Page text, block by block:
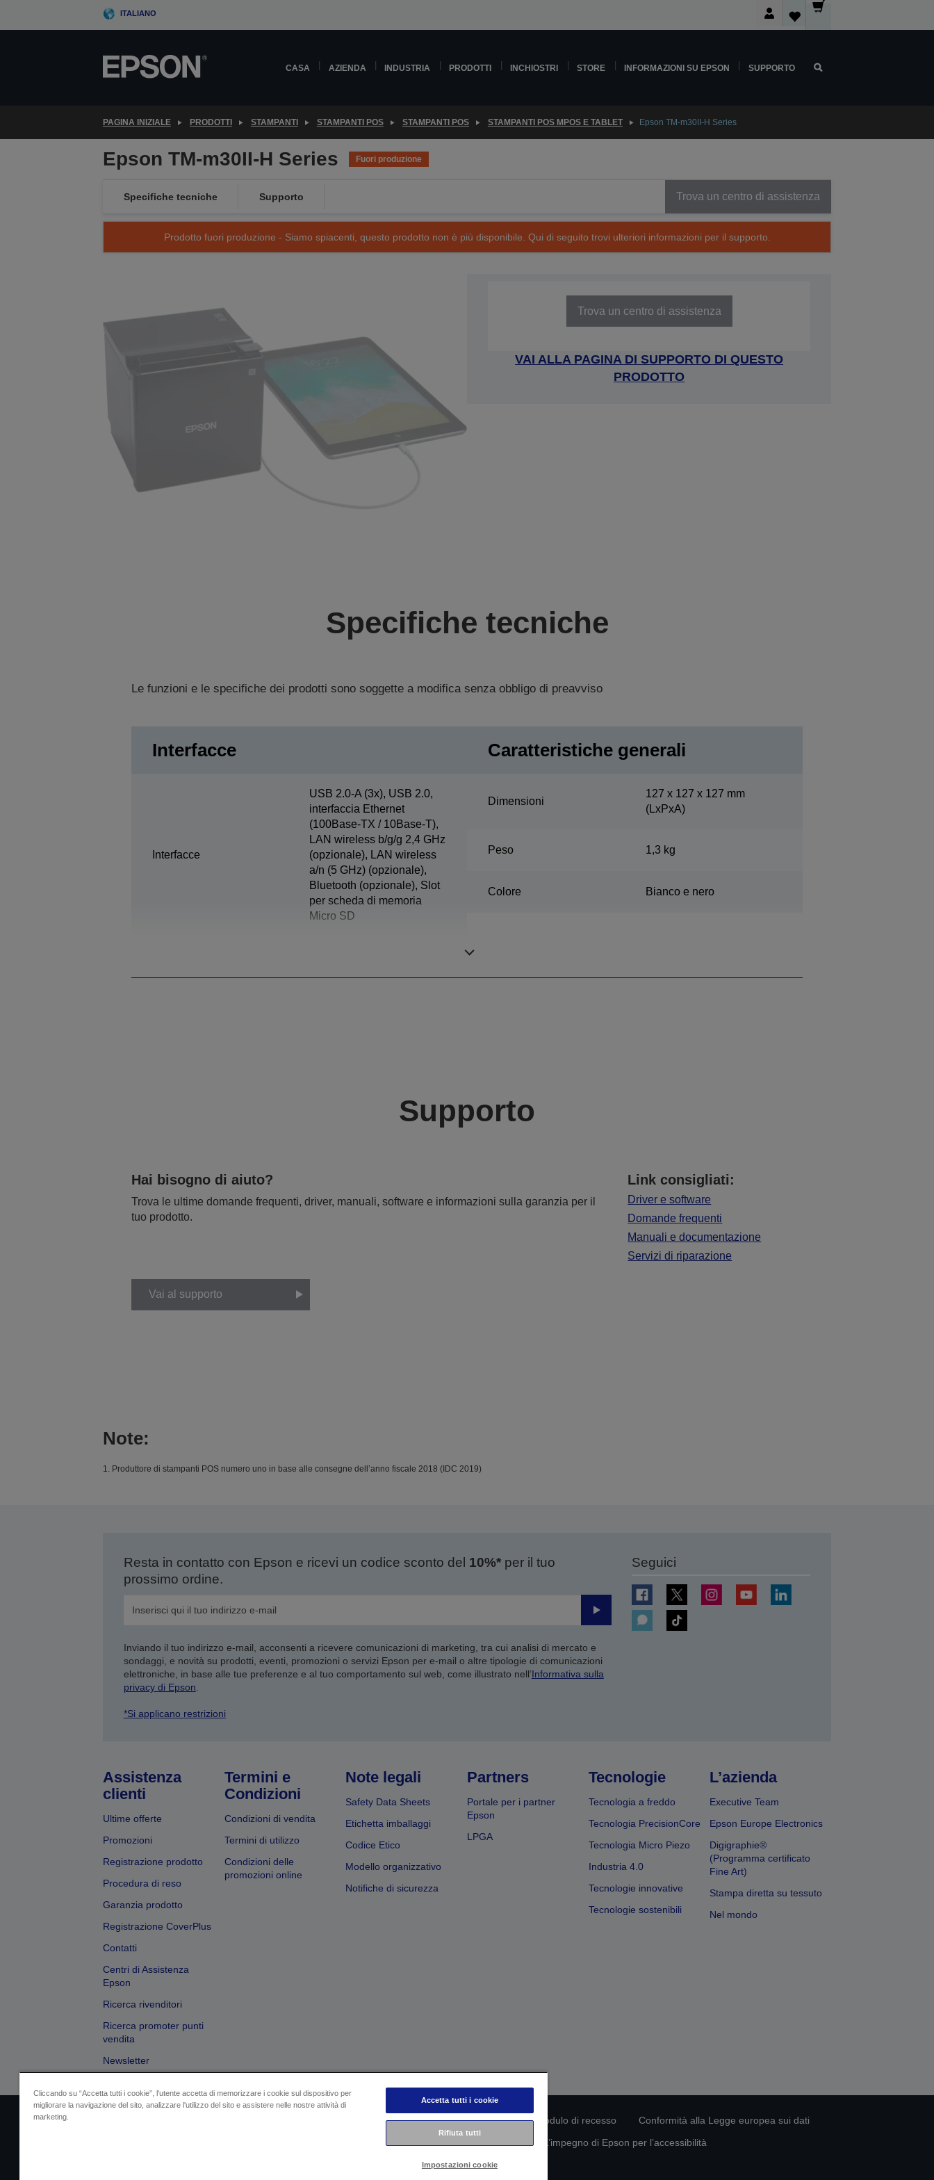
ITALIANO
CASA AZIENDA INDUSTRIA PRODOTTI INCHIOSTRI STORE INFORMAZIONI SU EPSON SUPPORTO
PAGINA INIZIALE PRODOTTI STAMPANTI STAMPANTI POS STAMPANTI POS STAMPANTI POS MPOS E TABLET Epson TM-m30II-H Series
Epson TM-m30II-H Series Fuori produzione
Specifiche tecniche Supporto Trova un centro di assistenza
Prodotto fuori produzione - Siamo spiacenti, questo prodotto non è più disponibile. Qui di seguito trovi ulteriori informazioni per il supporto.
Trova un centro di assistenza
VAI ALLA PAGINA DI SUPPORTO DI QUESTO
PRODOTTO
Specifiche tecniche
Le funzioni e le specifiche dei prodotti sono soggette a modifica senza obbligo di preavviso
Interfacce
Interfacce
USB 2.0-A (3x), USB 2.0,
interfaccia Ethernet
(100Base-TX / 10Base-T),
LAN wireless b/g/g 2,4 GHz
(opzionale), LAN wireless
a/n (5 GHz) (opzionale),
Bluetooth (opzionale), Slot
per scheda di memoria
Micro SD
Caratteristiche generali
Dimensioni
127‎ x 127 x 127 mm
(LxPxA)
Peso 1,3 kg
Colore Bianco e nero
Supporto
Hai bisogno di aiuto?
Trova le ultime domande frequenti, driver, manuali, software e informazioni sulla garanzia per il
tuo prodotto.
Link consigliati:
Driver e software
Domande frequenti
Manuali e documentazione
Servizi di riparazione
Vai al supporto
Note:
1. Produttore di stampanti POS numero uno in base alle consegne dell’anno fiscale 2018 (IDC 2019)
Resta in contatto con Epson e ricevi un codice sconto del 10%*per il tuo
prossimo ordine.
Invia
Inviando il tuo indirizzo e-mail, acconsenti a ricevere comunicazioni di marketing, tra cui analisi di mercato e
sondaggi, e novità su prodotti, eventi, promozioni o servizi Epson per e-mail o altre tipologie di comunicazioni
elettroniche, in base alle tue preferenze e al tuo comportamento sul web, come illustrato nell’Informativa sulla
privacy di Epson
*Si applicano restrizioni
Seguici
Assistenza
clienti
Ultime offerte
Promozioni
Registrazione prodotto
Procedura di reso
Garanzia prodotto
Registrazione CoverPlus
Contatti
Centri di Assistenza
Epson
Ricerca rivenditori
Ricerca promoter punti
vendita
Newsletter
Termini e
Condizioni
Condizioni di vendita
Termini di utilizzo
Condizioni delle
promozioni online
Note legali
Safety Data Sheets
Etichetta imballaggi
Codice Etico
Modello organizzativo
Notifiche di sicurezza
Partners
Portale per i partner
Epson
LPGA
Tecnologie
Tecnologia a freddo
Tecnologia PrecisionCore
Tecnologia Micro Piezo
Industria 4.0
Tecnologie innovative
Tecnologie sostenibili
L’azienda
Executive Team
Epson Europe Electronics
Digigraphie®
(Programma certificato
Fine Art)
Stampa diretta su tessuto
Nel mondo
Informativa sulla privacy Modulo di recesso
Conformità alla Legge europea sui dati
Contattaci per informazioni sui tuoi dati
L’impegno di Epson per l’accessibilità
Copyright © 2026 Seiko Epson
Cliccando su “Accetta tutti i cookie”, l'utente accetta di memorizzare i cookie sul dispositivo per
migliorare la navigazione del sito, analizzare l'utilizzo del sito e assistere nelle nostre attività di
marketing.
Accetta tutti i cookie
Rifiuta tutti
Impostazioni cookie